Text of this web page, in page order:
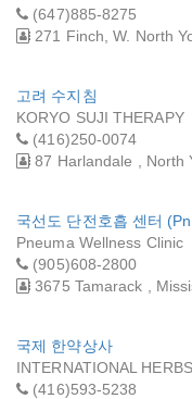
(647)885-8275
271 Finch, W. North
고려 수지침
KORYO SUJI THERAPY
(416)250-0074
87 Harlandale , North
국선도 단전호흡 센터
Pneuma Wellness Clinic
(905)608-2800
3675 Tamarack ,
국제 한약상사
INTERNATIONAL
(416)593-5238